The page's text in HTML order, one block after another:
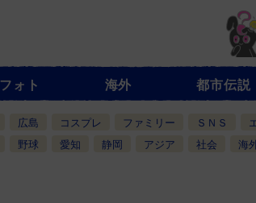
フォト 海外 都市伝説
広島 コスプレ ファミリー ＳＮＳ
野球 愛知 静岡 アジア 社会 海